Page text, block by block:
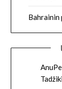
Bahrainin